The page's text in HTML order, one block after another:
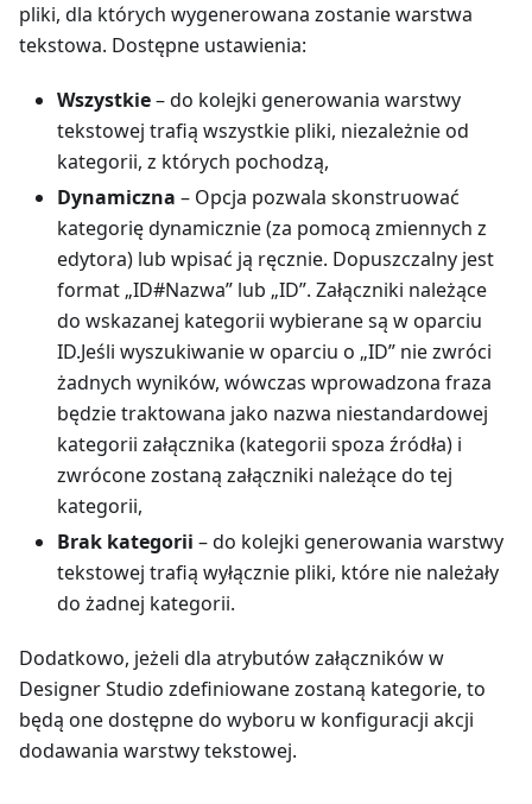
pliki, dla których wygenerowana zostanie warstwa
tekstowa. Dostępne ustawienia:
Wszystkie– do kolejki generowania warstwy
tekstowej trafią wszystkie pliki, niezależnie od
kategorii, z których pochodzą,
Dynamiczna – Opcja pozwala skonstruować
kategorię dynamicznie (za pomocą zmiennych z
edytora) lub wpisać ją ręcznie. Dopuszczalny jest
format „ID#Nazwa” lub „ID”. Załączniki należące
do wskazanej kategorii wybierane są w oparciu
ID.Jeśli wyszukiwanie w oparciu o „ID” nie zwróci
żadnych wyników, wówczas wprowadzona fraza
będzie traktowana jako nazwa niestandardowej
kategorii załącznika (kategorii spoza źródła) i
zwrócone zostaną załączniki należące do tej
kategorii,
Brak kategorii – do kolejki generowania warstwy
tekstowej trafią wyłącznie pliki, które nie należały
do żadnej kategorii.
Dodatkowo, jeżeli dla atrybutów załączników w
Designer Studio zdefiniowane zostaną kategorie, to
będą one dostępne do wyboru w konfiguracji akcji
dodawania warstwy tekstowej.